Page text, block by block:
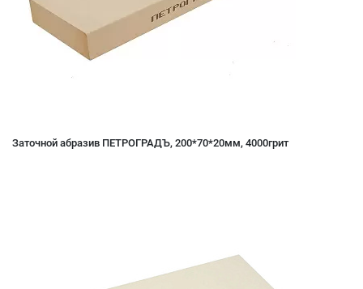
Заточной абразив ПЕТРОГРАДЪ, 200*70*20мм, 4000грит